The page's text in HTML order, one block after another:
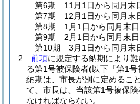
第6期 11月1日から同月末
第7期 12月1日から同月末
第8期 1月1日から同月末
第9期 2月1日から同月末
第10期 3月1日から同月末
2
前項に規定する納期により
る第1号被保険者(以下「第1号
納期は、市長が別に定めるこ
て、市長は、当該第1号被保
なければならない。